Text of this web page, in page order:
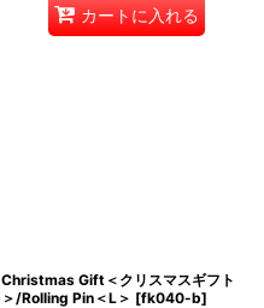
カートに入れる
Christmas Gift＜クリスマスギフト
＞/Rolling Pin＜L＞ [fk040-b]